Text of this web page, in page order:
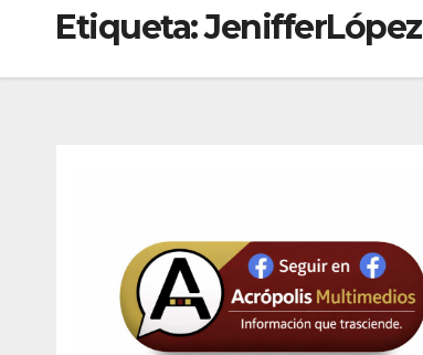
Etiqueta:JenifferLópez